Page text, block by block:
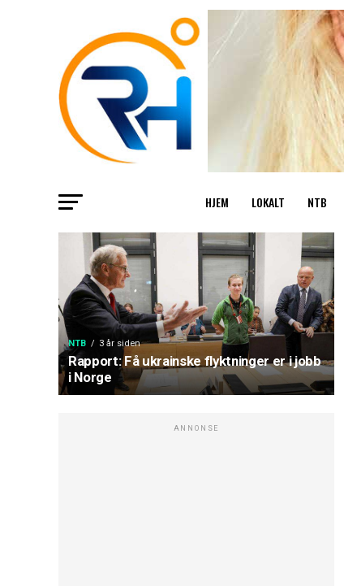
HJEM LOKALT NTB
NTB 3 år siden
Rapport: Få ukrainske flyktninger er i jobb
i Norge
ANNONSE